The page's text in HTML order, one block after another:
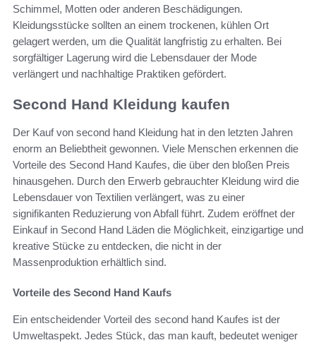
Schimmel, Motten oder anderen Beschädigungen.
Kleidungsstücke sollten an einem trockenen, kühlen Ort
gelagert werden, um die Qualität langfristig zu erhalten. Bei
sorgfältiger Lagerung wird die Lebensdauer der Mode
verlängert und nachhaltige Praktiken gefördert.
Second Hand Kleidung kaufen
Der Kauf von second hand Kleidung hat in den letzten Jahren
enorm an Beliebtheit gewonnen. Viele Menschen erkennen die
Vorteile des Second Hand Kaufes, die über den bloßen Preis
hinausgehen. Durch den Erwerb gebrauchter Kleidung wird die
Lebensdauer von Textilien verlängert, was zu einer
signifikanten Reduzierung von Abfall führt. Zudem eröffnet der
Einkauf in Second Hand Läden die Möglichkeit, einzigartige und
kreative Stücke zu entdecken, die nicht in der
Massenproduktion erhältlich sind.
Vorteile des Second Hand Kaufs
Ein entscheidender Vorteil des second hand Kaufes ist der
Umweltaspekt. Jedes Stück, das man kauft, bedeutet weniger